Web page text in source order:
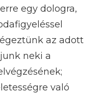
egy dologra,
az adott
neki a
való